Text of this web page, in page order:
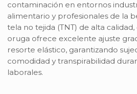
contaminación en entornos
alimentario y profesionales de la
tela no tejida (TNT) de alta
oruga ofrece excelente ajuste
resorte elástico, garantizando
comodidad y transpirabilidad
laborales.